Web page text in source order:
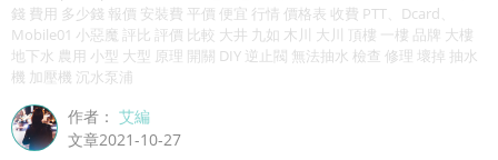
錢 費用 多少錢 報價 安裝費 平價 便宜 行情 價格表 收費 PTT、Dcard、
Mobile01 小惡魔 評比 評價 比較 大井 九如 木川 大川 頂樓 一樓 品牌 大樓
地下水 農用 小型 大型 原理 開關 DIY 逆止閥 無法抽水 檢查 修理 壞掉 抽水
機 加壓機 沉水泵浦
作者：艾編
文章2021-10-27